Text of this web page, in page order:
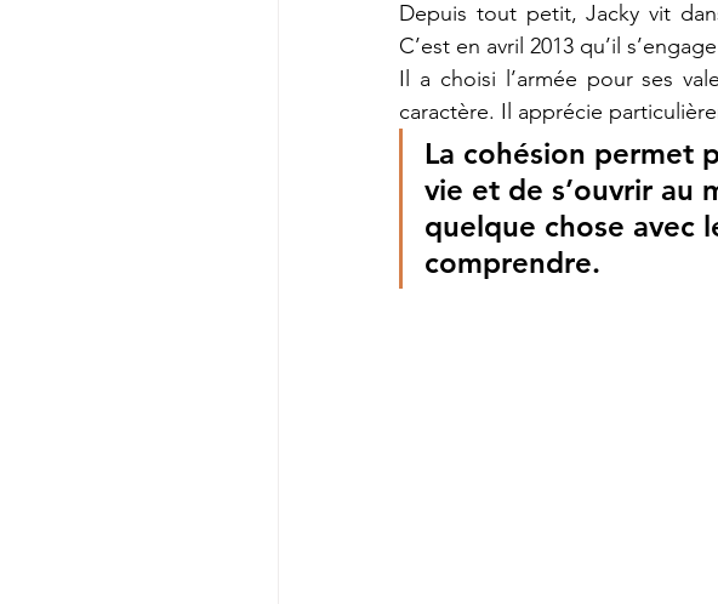
Depuis tout petit, Jacky vit
C’est en avril 2013 qu’il
Il a choisi l’armée pour ses
caractère. Il apprécie
La cohésion permet
vie et de s’ouvrir au
quelque chose avec
comprendre.